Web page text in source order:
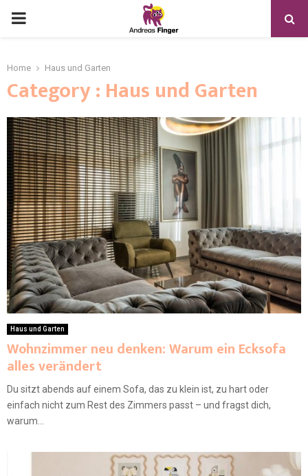
Home Haus und Garten
Category : Haus und Garten
Haus und Garten
Wohnzimmer neu denken: Warum ein Ecksofa
alles verändert
Du sitzt abends auf einem Sofa, das zu klein ist, zu hart oder
einfach nicht zum Rest des Zimmers passt – und fragst dich,
warum...